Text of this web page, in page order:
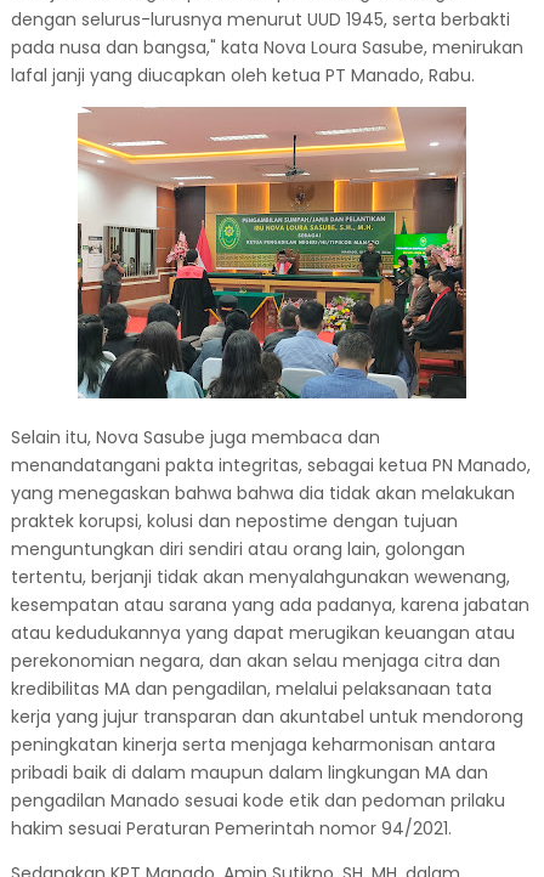
dengan selurus-lurusnya menurut UUD 1945, serta berbakti
pada nusa dan bangsa," kata Nova Loura Sasube, menirukan
lafal janji yang diucapkan oleh ketua PT Manado, Rabu.
Selain itu, Nova Sasube juga membaca dan
menandatangani pakta integritas, sebagai ketua PN Manado,
yang menegaskan bahwa bahwa dia tidak akan melakukan
praktek korupsi, kolusi dan nepostime dengan tujuan
menguntungkan diri sendiri atau orang lain, golongan
tertentu, berjanji tidak akan menyalahgunakan wewenang,
kesempatan atau sarana yang ada padanya, karena jabatan
atau kedudukannya yang dapat merugikan keuangan atau
perekonomian negara, dan akan selau menjaga citra dan
kredibilitas MA dan pengadilan, melalui pelaksanaan tata
kerja yang jujur transparan dan akuntabel untuk mendorong
peningkatan kinerja serta menjaga keharmonisan antara
pribadi baik di dalam maupun dalam lingkungan MA dan
pengadilan Manado sesuai kode etik dan pedoman prilaku
hakim sesuai Peraturan Pemerintah nomor 94/2021.